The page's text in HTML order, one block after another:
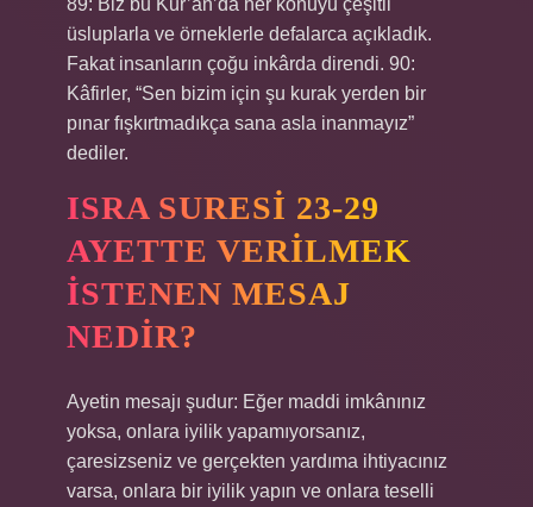
89: Biz bu Kur’an’da her konuyu çeşitli
üsluplarla ve örneklerle defalarca açıkladık.
Fakat insanların çoğu inkârda direndi. 90:
Kâfirler, “Sen bizim için şu kurak yerden bir
pınar fışkırtmadıkça sana asla inanmayız”
dediler.
ISRA SURESI 23-29
AYETTE VERILMEK
ISTENEN MESAJ
NEDIR?
Ayetin mesajı şudur: Eğer maddi imkânınız
yoksa, onlara iyilik yapamıyorsanız,
çaresizseniz ve gerçekten yardıma ihtiyacınız
varsa, onlara bir iyilik yapın ve onlara teselli